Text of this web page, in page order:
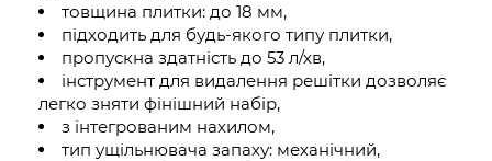
товщина плитки: до 18 мм,
підходить для будь-якого типу плитки,
пропускна здатність до 53 л/хв,
інструмент для видалення решітки дозволяє
легко зняти фінішний набір,
з інтегрованим нахилом,
тип ущільнювача запаху: механічний,